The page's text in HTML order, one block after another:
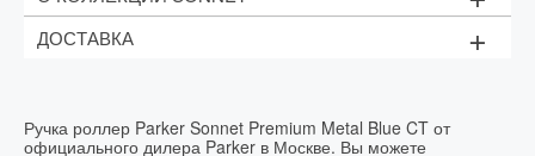
корпус: сталь, покрытая синим лаком
зажим колпачка
Фирменный футляр
SONNET - одна из самых элегантных коллекций
изысканными деталями.
ДОСТАВКА +
оформлен
Ручка роллер Parker Sonnet Premium Metal Blue CT от
официального дилера Parker в Москве. Вы можете